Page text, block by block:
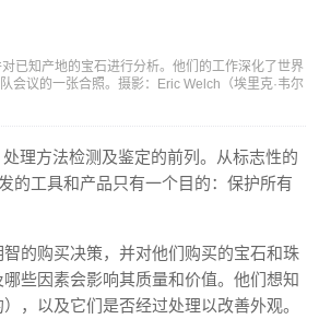
已知产地的宝石进行分析。他们的工作深化了世界
会议的一张合照。摄影：Eric Welch（埃里克·韦尔
理方法检测及鉴定的前列。从标志性的
的工具和产品只有一个目的：保护所有
的购买决策，并对他们购买的宝石和珠
些因素会影响其质量和价值。他们想知
，以及它们是否经过处理以改善外观。